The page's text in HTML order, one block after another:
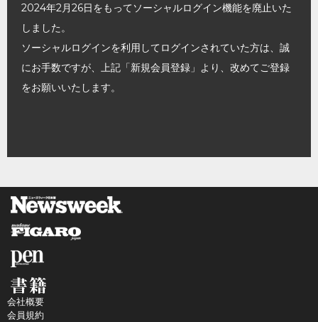
2024年2月26日をもってソーシャルログイン機能を廃止いた
しました。
ソーシャルログインを利用してログインされていた方は、誠
にお手数ですが、上記「新規会員登録」より、改めてご登録
をお願いいたします。
会社概要
会員規約